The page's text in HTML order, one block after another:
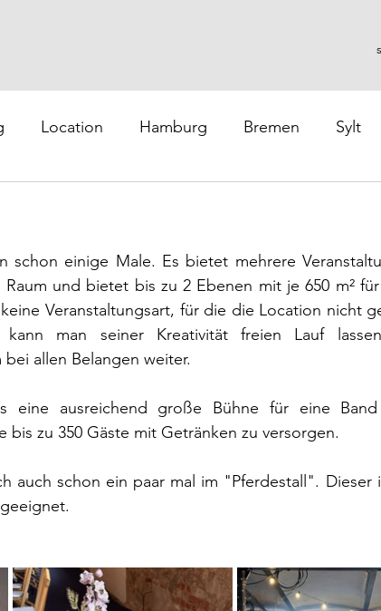
Location Hamburg Bremen Sylt
schon einige Male. Es bietet mehrere
und bietet bis zu 2 Ebenen mit je 650 m²
Veranstaltungsart, für die die Location nicht
man seiner Kreativität freien Lauf
allen Belangen weiter.
eine ausreichend große Bühne für eine
bis zu 350 Gäste mit Getränken zu versorgen.
auch schon ein paar mal im "Pferdestall". Dieser